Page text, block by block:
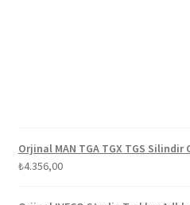
Orjinal MAN TGA TGX TGS Silindir
₺4.356,00